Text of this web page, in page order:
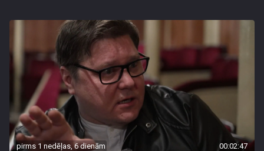
pirms 1 nedēļas, 6 dienām 00:02:47